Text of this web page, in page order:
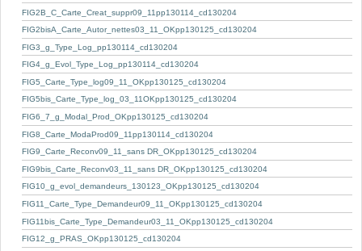
Sleutelwoorden
Stedenbouwkundige inlichtingen
FIG2B_C_Carte_Creat_suppr09_11pp130114_cd130204
FIG2bisA_Carte_Autor_nettes03_11_OKpp130125_cd130204
FIG3_g_Type_Log_pp130114_cd130204
FIG4_g_Evol_Type_Log_pp130114_cd130204
FIG5_Carte_Type_log09_11_OKpp130125_cd130204
FIG5bis_Carte_Type_log_03_11OKpp130125_cd130204
FIG6_7_g_Modal_Prod_OKpp130125_cd130204
FIG8_Carte_ModaProd09_11pp130114_cd130204
FIG9_Carte_Reconv09_11_sans DR_OKpp130125_cd130204
FIG9bis_Carte_Reconv03_11_sans DR_OKpp130125_cd130204
FIG10_g_evol_demandeurs_130123_OKpp130125_cd130204
FIG11_Carte_Type_Demandeur09_11_OKpp130125_cd130204
FIG11bis_Carte_Type_Demandeur03_11_OKpp130125_cd130204
FIG12_g_PRAS_OKpp130125_cd130204